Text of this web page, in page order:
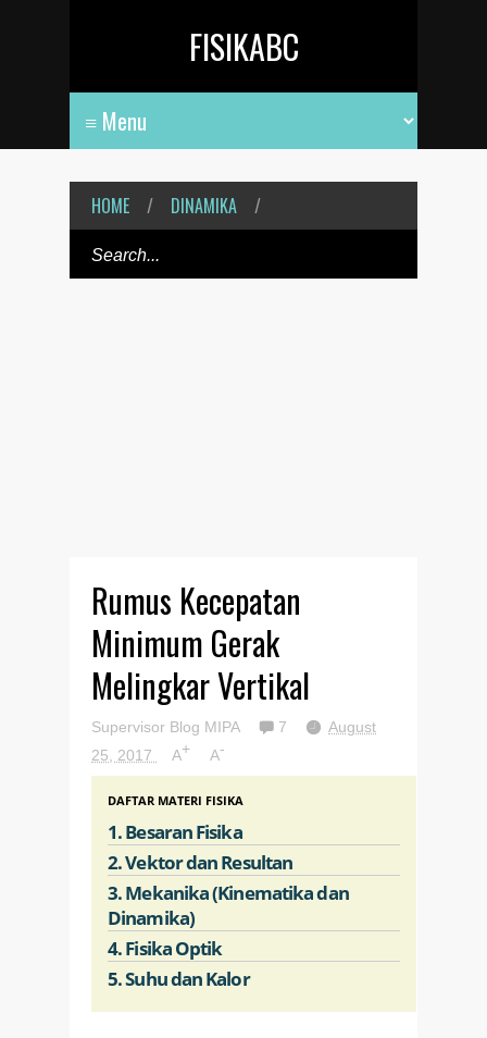
FISIKABC
HOME / DINAMIKA /
Rumus Kecepatan
Minimum Gerak
Melingkar Vertikal
Supervisor Blog MIPA 7
August
25, 2017
A+ A-
DAFTAR MATERI FISIKA
1. Besaran Fisika
2. Vektor dan Resultan
3. Mekanika (Kinematika dan
Dinamika)
4. Fisika Optik
5. Suhu dan Kalor